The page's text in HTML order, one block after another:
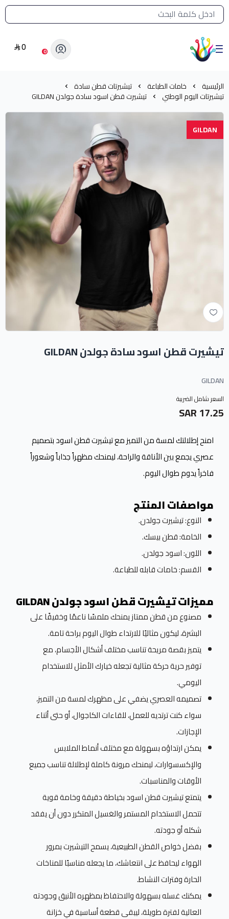
القائمة الرئيسية لمتجر الشرق النادر
الشرق النادر بيع مستلزمات طباعة حرارية 0
0
الرئيسية خامات الطباعة تيشيرتات قطن سادة
تيشيرتات اليوم الوطني تيشيرت قطن اسود سادة جولدن GILDAN
GILDAN
تيشيرت قطن اسود سادة جولدن GILDAN
GILDAN
السعر شامل الضريبة
17.25 SAR
امنح إطلالتك لمسة من التميز مع تيشيرت قطن اسود بتصميم
عصري يجمع بين الأناقة والراحة، ليمنحك مظهراً جذاباً وشعوراً
فاخراً يدوم طوال اليوم.
مواصفات المنتج
النوع: تيشيرت جولدن.
الخامة: قطن بيسك.
اللون: اسود جولدن.
القسم: خامات قابله للطباعة.
مميزات تيشيرت قطن اسود جولدن GILDAN
مصنوع من قطن ممتاز يمنحك ملمسًا ناعمًا وخفيفًا على
البشرة، ليكون مثاليًا للارتداء طوال اليوم براحة تامة.
يتميز بقصة مريحة تناسب مختلف أشكال الأجسام، مع
توفير حرية حركة مثالية تجعله خيارك الأمثل للاستخدام
اليومي.
تصميمه العصري يضفي على مظهرك لمسة من التميز،
سواء كنت ترتديه للعمل، للقاءات الكاجوال، أو حتى أثناء
الإجازات.
يمكن ارتداؤه بسهولة مع مختلف أنماط الملابس
والإكسسوارات، ليمنحك مرونة كاملة لإطلالة تناسب جميع
الأوقات والمناسبات.
يتمتع تيشيرت قطن اسود بخياطة دقيقة وخامة قوية
تتحمل الاستخدام المستمر والغسيل المتكرر دون أن يفقد
شكله أو جودته.
بفضل خواص القطن الطبيعية، يسمح التيشيرت بمرور
الهواء ليحافظ على انتعاشك، ما يجعله مناسبًا للمناخات
الحارة وفترات النشاط.
يمكنك غسله بسهولة والاحتفاظ بمظهره الأنيق وجودته
العالية لفترة طويلة، ليبقى قطعة أساسية في خزانة